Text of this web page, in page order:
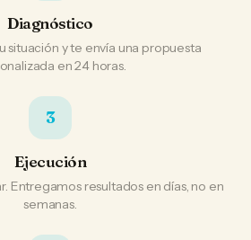
Diagnóstico
situación y te envía una propuesta
en 24 horas.
3
Ejecución
Entregamos resultados en días, no en
semanas.